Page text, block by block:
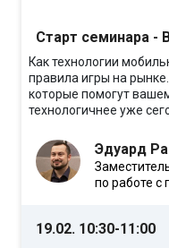
Старт семинара -
Как технологии
правила игры на
которые помогут
технологичнее уже
Эдуард
по работе с
19.02. 10:30-11:00